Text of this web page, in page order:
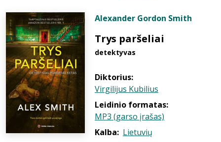
Alexander Gordon Smith
Trys paršeliai
detektyvas
Diktorius:
Virgilijus Kubilius
Leidinio formatas:
MP3 (garso įrašas)
Kalba: Lietuvių